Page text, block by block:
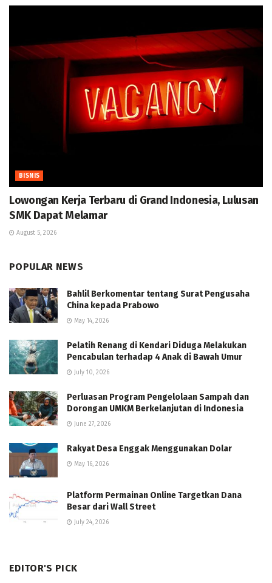
BISNIS
Lowongan Kerja Terbaru di Grand Indonesia, Lulusan
SMK Dapat Melamar
August 5, 2026
POPULAR NEWS
Bahlil Berkomentar tentang Surat Pengusaha
China kepada Prabowo
May 14, 2026
Pelatih Renang di Kendari Diduga Melakukan
Pencabulan terhadap 4 Anak di Bawah Umur
July 10, 2026
Perluasan Program Pengelolaan Sampah dan
Dorongan UMKM Berkelanjutan di Indonesia
June 27, 2026
Rakyat Desa Enggak Menggunakan Dolar
May 16, 2026
Platform Permainan Online Targetkan Dana
Besar dari Wall Street
July 24, 2026
EDITOR'S PICK